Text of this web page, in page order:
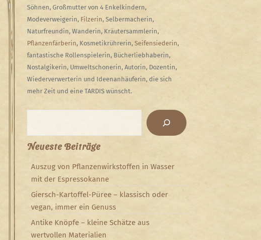
Söhnen, Großmutter von 4 Enkelkindern,
Modeverweigerin, Filzerin, Selbermacherin,
Naturfreundin, Wanderin, Kräutersammlerin,
Pflanzenfärberin, Kosmetikrührerin, Seifensiederin,
fantastische Rollenspielerin, Bücherliebhaberin,
Nostalgikerin, Umweltschonerin, Autorin, Dozentin,
Wiederverwerterin und Ideenanhäuferin, die sich
mehr Zeit und eine TARDIS wünscht.
Neueste Beiträge
Auszug von Pflanzenwirkstoffen in Wasser
mit der Espressokanne
Giersch-Kartoffel-Püree – klassisch oder
vegan, immer ein Genuss
Antike Knöpfe – kleine Schätze aus
wertvollen Materialien